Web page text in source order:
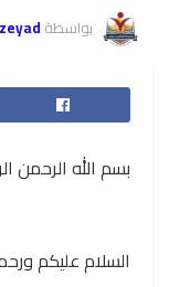
بواسطة zeyad
بسم الله الرحمن
السلام عليكم